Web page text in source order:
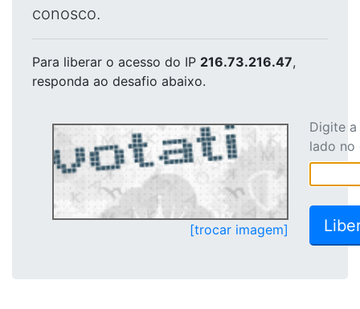
conosco.
Para liberar o acesso do IP 216.73.216.47,
responda ao desafio abaixo.
[trocar imagem]
Digite
lado no